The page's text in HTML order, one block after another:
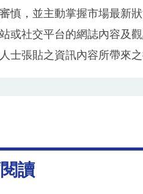
慎，並主動掌握市場最新
或社交平台的網誌內容及
士張貼之資訊內容所帶來
讀